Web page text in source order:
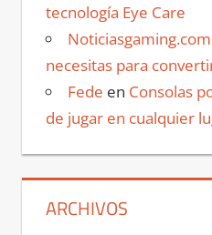
tecnología Eye Care
Noticiasgaming.com
necesitas para
Fede en Consolas
de jugar en cualquier
ARCHIVOS